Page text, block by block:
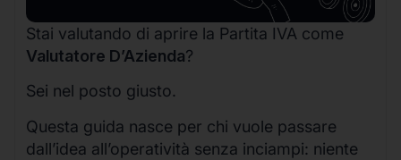
Stai valutando di aprire la Partita IVA come
Valutatore D’Azienda?
Sei nel posto giusto.
Questa guida nasce per chi vuole passare
dall’idea all’operatività senza inciampi: niente